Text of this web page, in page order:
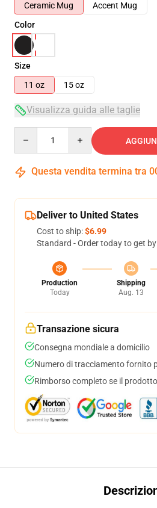
Ceramic Mug
Accent Mug
Color
Size
11 oz
15 oz
Visualizza guida alle taglie
Questa vendita termina tra
Deliver to United States
Cost to ship:$6.99
Standard - Order today to get by
Production
Today
Shipping
Aug. 13
Transazione sicura
Consegna mondiale a domicilio
Numero di tracciamento fornito
Rimborso completo se il